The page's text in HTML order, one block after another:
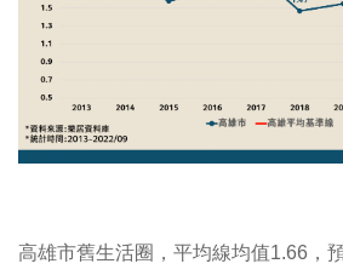
高雄市舊生活圈，平均線均值1.66，